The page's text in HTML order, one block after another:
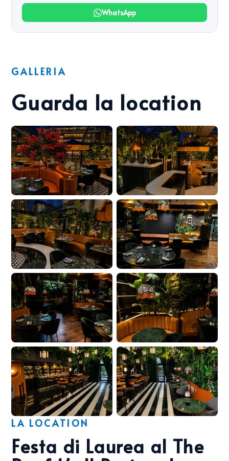
WhatsApp
GALLERIA
Guarda la location
LA LOCATION
Festa di Laurea al The